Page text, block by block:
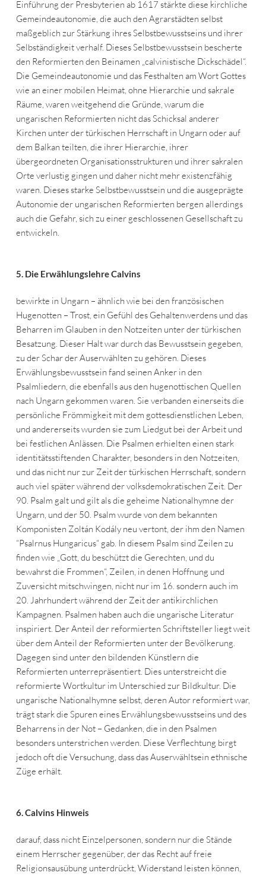
Einführung der Presbyterien ab 1617 stärkte diese kirchliche
Gemeindeautonomie, die auch den Agrarstädten selbst
maßgeblich zur Stärkung ihres Selbstbewusstseins und ihrer
Selbständigkeit verhalf. Dieses Selbstbewusstsein bescherte
den Reformierten den Beinamen „calvinistische Dickschädel“.
Die Gemeindeautonomie und das Festhalten am Wort Gottes
wie an einer mobilen Heimat, ohne Hierarchie und sakrale
Räume, waren weitgehend die Gründe, warum die
ungarischen Reformierten nicht das Schicksal anderer
Kirchen unter der türkischen Herrschaft in Ungarn oder auf
dem Balkan teilten, die ihrer Hierarchie, ihrer
übergeordneten Organisationsstrukturen und ihrer sakralen
Orte verlustig gingen und daher nicht mehr existenzfähig
waren. Dieses starke Selbstbewusstsein und die ausgeprägte
Autonomie der ungarischen Reformierten bergen allerdings
auch die Gefahr, sich zu einer geschlossenen Gesellschaft zu
entwickeln.
5. Die Erwählungslehre Calvins
bewirkte in Ungarn – ähnlich wie bei den französischen
Hugenotten – Trost, ein Gefühl des Gehaltenwerdens und das
Beharren im Glauben in den Notzeiten unter der türkischen
Besatzung. Dieser Halt war durch das Bewusstsein gegeben,
zu der Schar der Auserwählten zu gehören. Dieses
Erwählungsbewusstsein fand seinen Anker in den
Psalmliedern, die ebenfalls aus den hugenottischen Quellen
nach Ungarn gekommen waren. Sie verbanden einerseits die
persönliche Frömmigkeit mit dem gottesdienstlichen Leben,
und andererseits wurden sie zum Liedgut bei der Arbeit und
bei festlichen Anlässen. Die Psalmen erhielten einen stark
identitätsstiftenden Charakter, besonders in den Notzeiten,
und das nicht nur zur Zeit der türkischen Herrschaft, sondern
auch viel später während der volksdemokratischen Zeit. Der
90. Psalm galt und gilt als die geheime Nationalhymne der
Ungarn, und der 50. Psalm wurde von dem bekannten
Komponisten Zoltán Kodály neu vertont, der ihm den Namen
“Psalrnus Hungaricus“ gab. In diesem Psalm sind Zeilen zu
finden wie „Gott, du beschützt die Gerechten, und du
bewahrst die Frommen“, Zeilen, in denen Hoffnung und
Zuversicht mitschwingen, nicht nur im 16. sondern auch im
20. Jahrhundert während der Zeit der antikirchlichen
Kampagnen. Psalmen haben auch die ungarische Literatur
inspiriert. Der Anteil der reformierten Schriftsteller liegt weit
über dem Anteil der Reformierten unter der Bevölkerung.
Dagegen sind unter den bildenden Künstlern die
Reformierten unterrepräsentiert. Dies unterstreicht die
reformierte Wortkultur im Unterschied zur Bildkultur. Die
ungarische Nationalhymne selbst, deren Autor reformiert war,
trägt stark die Spuren eines Erwählungsbewusstseins und des
Beharrens in der Not – Gedanken, die in den Psalmen
besonders unterstrichen werden. Diese Verflechtung birgt
jedoch oft die Versuchung, dass das Auserwähltsein ethnische
Züge erhält.
6.Calvins Hinweis
darauf, dass nicht Einzelpersonen, sondern nur die Stände
einem Herrscher gegenüber, der das Recht auf freie
Religionsausübung unterdrückt, Widerstand leisten können,